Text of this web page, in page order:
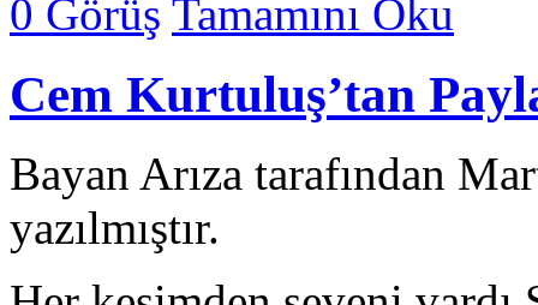
0 Görüş Tamamını Oku
Cem Kurtuluş’tan
Bayan Arıza tarafından
yazılmıştır.